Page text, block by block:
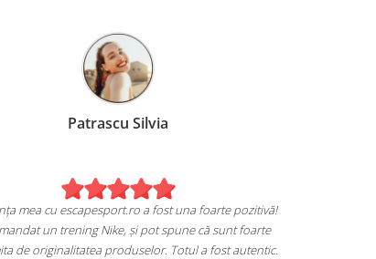
Patrascu Silvia
Experiența mea cu escapesport.ro a fost una foarte pozitivă!
Am comandat un trening Nike, și pot spune că sunt foarte
mulțumita de originalitatea produselor. Totul a fost autentic.